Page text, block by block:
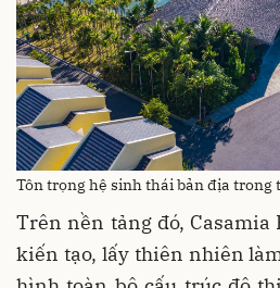
Tôn trọng hệ sinh thái bản địa
Trên nền tảng đó, Casamia
kiến tạo, lấy thiên nhiên